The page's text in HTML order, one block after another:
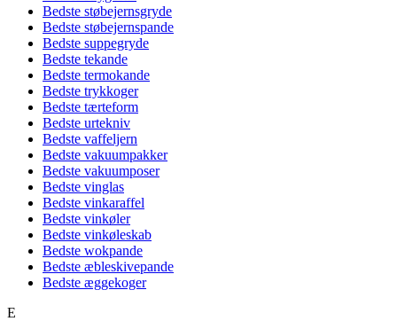
Bedste støbejernsgryde
Bedste støbejernspande
Bedste suppegryde
Bedste tekande
Bedste termokande
Bedste trykkoger
Bedste tærteform
Bedste urtekniv
Bedste vaffeljern
Bedste vakuumpakker
Bedste vakuumposer
Bedste vinglas
Bedste vinkaraffel
Bedste vinkøler
Bedste vinkøleskab
Bedste wokpande
Bedste æbleskivepande
Bedste æggekoger
E